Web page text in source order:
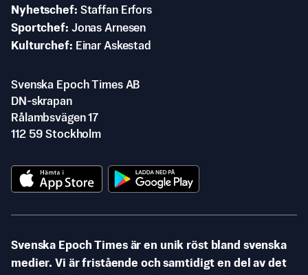
Nyhetschef Staffan Erfors
Sportchef Jonas Arnesen
Kulturchef
Einar Askestad
Svenska Epoch Times AB
DN-skrapan
Rålambsvägen 17
112 59 Stockholm
Svenska Epoch Times är en unik röst bland svenska
medier. Vi är fristående och samtidigt en del av det